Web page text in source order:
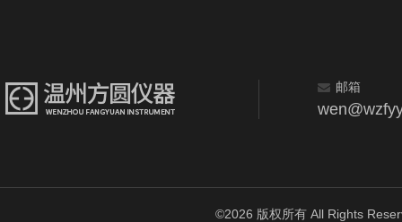
邮箱
©2026 版权所有 All Rights